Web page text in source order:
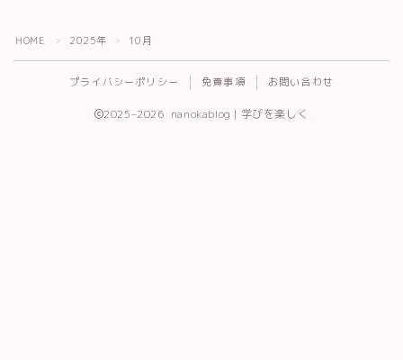
HOME ＞ 2025年 ＞ 10月
プライバシーポリシー 免責事項 お問い合わせ
2025–2026 nanokablog | 学びを楽しく